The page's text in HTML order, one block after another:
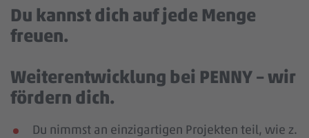
Du kannst dich auf jede Menge
freuen.
Weiterentwicklung bei PENNY – wir
fördern dich.
Du nimmst an einzigartigen Projekten teil, wie z.